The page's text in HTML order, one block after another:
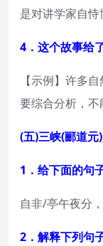
是对讲学家自恃
4．这个故事给
【示例】许多
要综合分析，不
(五)三峡(郦道元)
1．给下面的句
自非/亭午夜分
2．解释下列句